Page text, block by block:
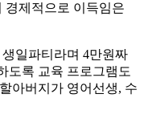
경제적으로 이득임은
일파티라며 4만원짜
도록 교육 프로그램도
아버지가 영어선생, 수